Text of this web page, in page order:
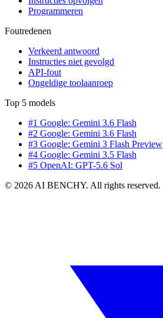
Programmeren
Foutredenen
Verkeerd antwoord
Instructies niet gevolgd
API-fout
Ongeldige toolaanroep
Top 5 models
#1 Google: Gemini 3.6 Flash
#2 Google: Gemini 3.6 Flash
#3 Google: Gemini 3 Flash Preview
#4 Google: Gemini 3.5 Flash
#5 OpenAI: GPT-5.6 Sol
© 2026 AI BENCHY. All rights reserved.